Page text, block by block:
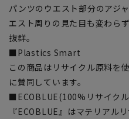
パンツのウエスト部分のアジ
エスト周りの見た目も変わら
抜群。
■Plastics Smart
この商品はリサイクル原料を
に賛同しています。
■ECOBLUE(100%リサイク
『ECOBLUE』はマテリアル